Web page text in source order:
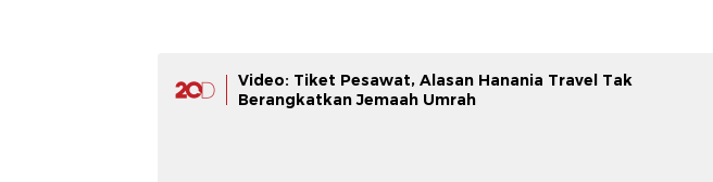
Video: Tiket Pesawat, Alasan Hanania Travel Tak
Berangkatkan Jemaah Umrah